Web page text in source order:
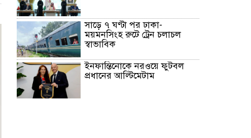
সাড়ে ৭ ঘণ্টা পর ঢাকা-
ময়মনসিংহ রুটে ট্রেন চলাচল
স্বাভাবিক
ইনফান্তিনোকে নরওয়ে ফুটবল
প্রধানের আল্টিমেটাম